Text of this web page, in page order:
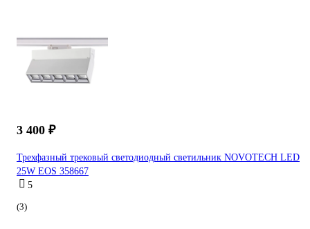
3 400 ₽
Трехфазный трековый светодиодный светильник NOVOTECH LED
25W EOS 358667
5
(3)